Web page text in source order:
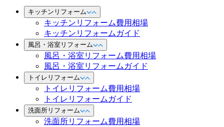
キッチンリフォーム
キッチンリフォーム費用相場
キッチンリフォームガイド
風呂・浴室リフォーム
風呂・浴室リフォーム費用相場
風呂・浴室リフォームガイド
トイレリフォーム
トイレリフォーム費用相場
トイレリフォームガイド
洗面所リフォーム
洗面所リフォーム費用相場